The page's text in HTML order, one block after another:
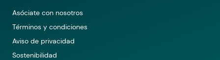
Asóciate con nosotros
Términos y condiciones
Aviso de privacidad
Sostenibilidad